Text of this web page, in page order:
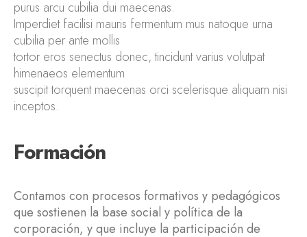
purus arcu cubilia dui maecenas.
Imperdiet facilisi mauris fermentum mus natoque urna
cubilia per ante mollis
tortor eros senectus donec, tincidunt varius volutpat
himenaeos elementum
suscipit torquent maecenas orci scelerisque aliquam nisi
inceptos.
Formación
Contamos con procesos formativos y pedagógicos
que sostienen la base social y política de la
corporación, y que incluye la participación de